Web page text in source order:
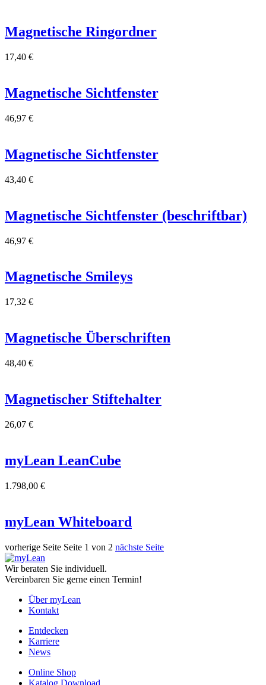
Magnetische Ringordner
17,40 €
Magnetische Sichtfenster
46,97 €
Magnetische Sichtfenster
43,40 €
Magnetische Sichtfenster (beschriftbar)
46,97 €
Magnetische Smileys
17,32 €
Magnetische Überschriften
48,40 €
Magnetischer Stiftehalter
26,07 €
myLean LeanCube
1.798,00 €
myLean Whiteboard
vorherige Seite Seite 1 von 2 nächste Seite
Wir beraten Sie individuell.
Vereinbaren Sie gerne einen Termin!
Über myLean
Kontakt
Entdecken
Karriere
News
Online Shop
Katalog Download